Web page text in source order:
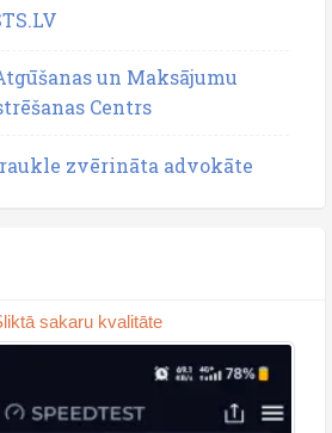
un Maksājumu
Centrs
zvērināta advokāte
sakaru kvalitāte